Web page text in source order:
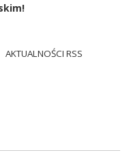
AKTUALNOŚCI RSS